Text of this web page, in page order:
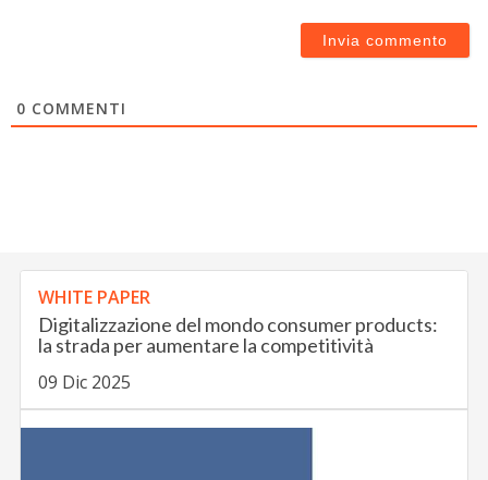
0 COMMENTI
WHITE PAPER
Digitalizzazione del mondo consumer products:
la strada per aumentare la competitività
09 Dic 2025